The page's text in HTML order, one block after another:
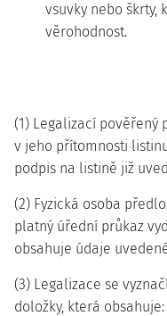
vsuvky nebo škrty,
věrohodnost.
(1) Legalizací pověřený
v jeho přítomnosti
podpis na listině již
(2) Fyzická osoba
platný úřední průkaz
obsahuje údaje
(3) Legalizace se
doložky, která obsahuje: